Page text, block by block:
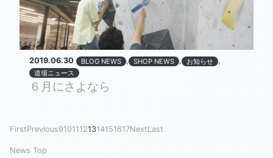
2019.06.30 BLOG NEWS , SHOP NEWS , お知らせ ,
道場ニュース
６月にさよなら
FirstPrevious91011 121314151617NextLast
News Top